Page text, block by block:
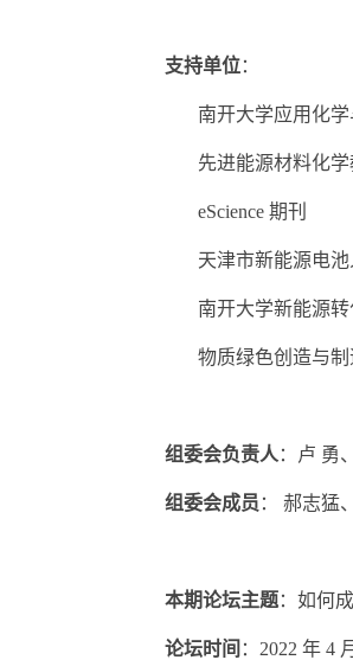
支持单位：
南开大学应用化
先进能源材料化
eScience 期刊
天津市新能源电
南开大学新能源
物质绿色创造与
组委会负责人 ：卢 勇
组委会成员 ： 郝志猛
本期论坛主题：如何
论坛时间 ：2022 年 4